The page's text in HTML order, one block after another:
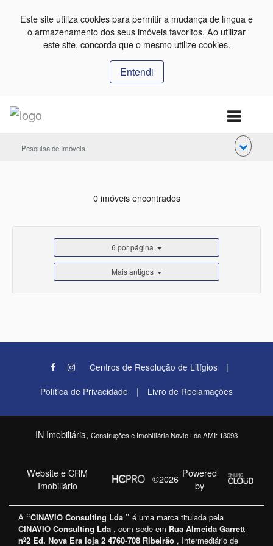
Este site utiliza cookies para permitir a mudança de língua e
o armazenamento dos seus imóveis favoritos. Ao utilizar
este site, concorda que o mesmo utilize cookies.
Entendi
Pesquisa de Imóveis
0 imóveis encontrados
6 por página
Mais antigos
Centros de Resolução de Litígios |
Política de Privacidade | Livro de Reclamações
IN Imobiliária, Construções e Imobiliária Navio Lda AMI: 13093
Website e CRM
Imobiliário
©2026 Powered
by
A “CINAVIO Consulting Lda ” é uma marca titulada pela
CINAVIO Consulting Lda , com sede em Rua Almeida Garrett
nº2 Ed. Nova Era loja 2 4760-708 Ribeirão , Intermediário de